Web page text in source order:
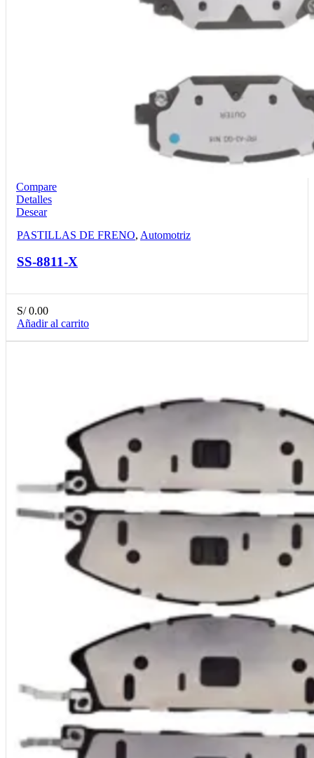
Compare
Detalles
Desear
PASTILLAS DE FRENO, Automotriz
SS-8811-X
S/0.00
Añadir al carrito